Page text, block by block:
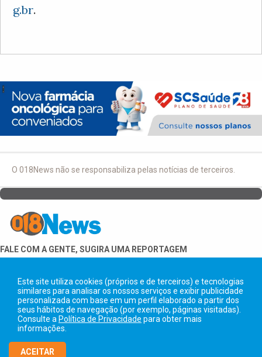
g.br.
O 018News não se responsabiliza pelas notícias de terceiros.
Este site utiliza cookies (próprios e de terceiros) e tecnologias
similares para analisar os nossos serviços e exibir publicidade
personalizada com base em um perfil elaborado a partir dos
seus hábitos de navegação (por exemplo, páginas visitadas).
Consulte a Política de Privacidade para obter mais
informações.
ACEITAR
FALE COM A GENTE, SUGIRA UMA REPORTAGEM